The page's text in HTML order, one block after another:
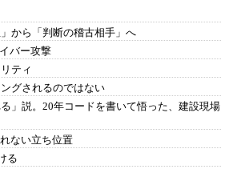
から「判断の稽古相手」へ
バー攻撃
ティ
グされるのではない
」説。20年コードを書いて悟った、建設現場
ない立ち位置
る